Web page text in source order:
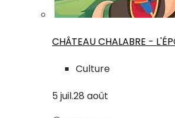
CHÂTEAU CHALABRE -
Culture
5 juil.28 août